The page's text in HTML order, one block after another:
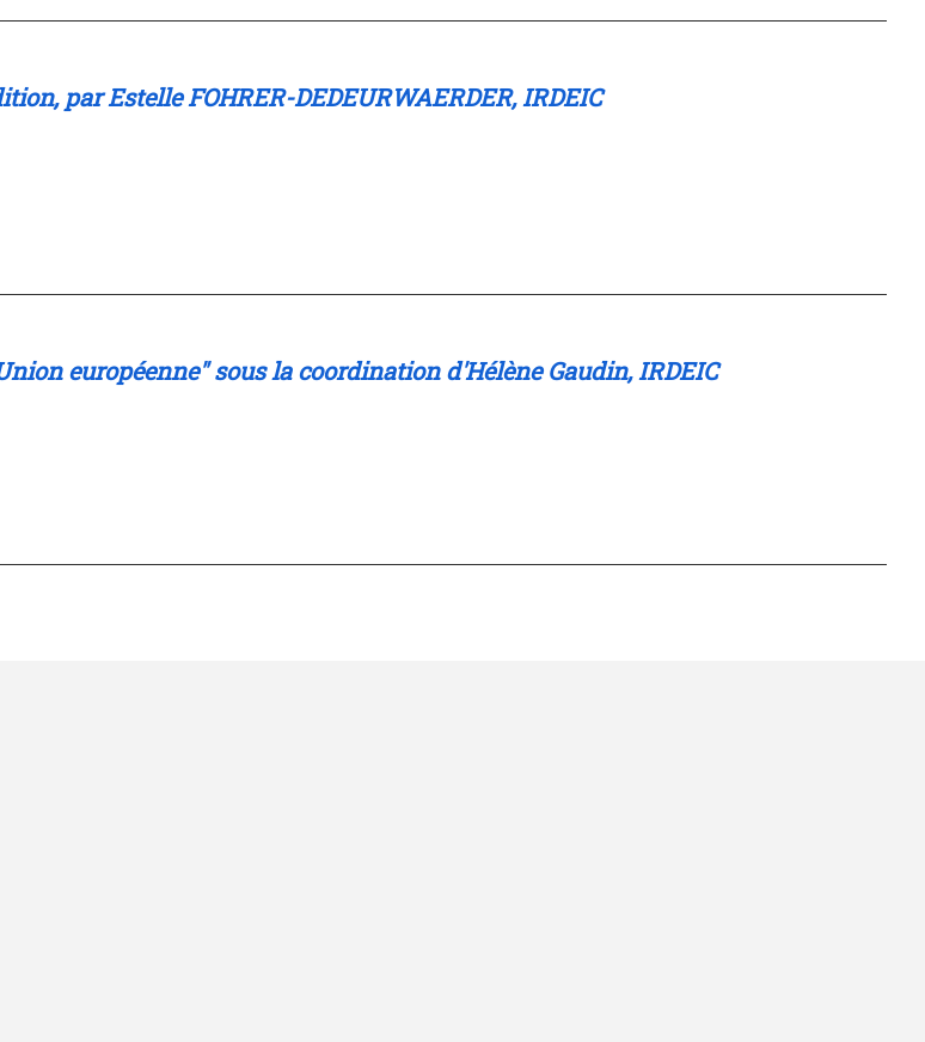
par Estelle FOHRER-DEDEURWAERDER, IRDEIC
européenne" sous la coordination d'Hélène Gaudin, IRDEIC